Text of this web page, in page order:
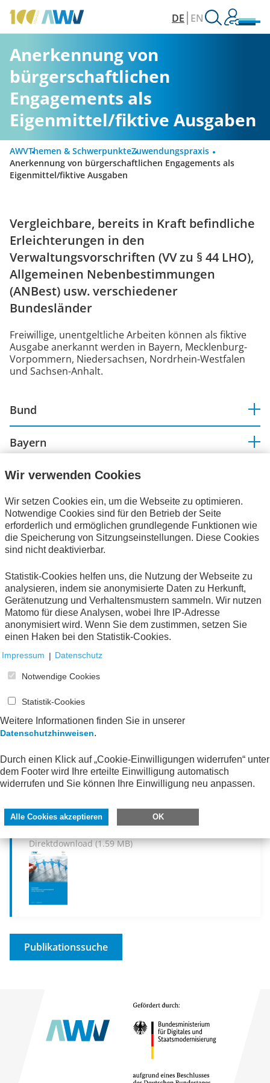
DE EN
Anerkennung von
bürgerschaftlichen
Engagements als
Eigenmittel/fiktive Ausgaben
AWVThemen & SchwerpunkteZuwendungspraxis
Anerkennung von bürgerschaftlichen Engagements als
Eigenmittel/fiktive Ausgaben
Vergleichbare, bereits in Kraft befindliche
Erleichterungen in den
Verwaltungsvorschriften (VV zu § 44 LHO),
Allgemeinen Nebenbestimmungen
(ANBest) usw. verschiedener
Bundesländer
Freiwillige, unentgeltliche Arbeiten können als fiktive
Ausgabe anerkannt werden in Bayern, Mecklenburg-
Vorpommern, Niedersachsen, Nordrhein-Westfalen
und Sachsen-Anhalt.
Bund
Bayern
Mecklenburg-Vorpommern
Nordrhein-Westfalen
Sachsen-Anhalt
Hinweis:Die AWV-Projektgruppe 1.6.4.
"Zuwendungspraxis" hat die auf dieser Website
wiedergegebenen Informationen nach bestem Wissen
zusammengestellt. Die hier kostenfrei bereitgestellten
aktualisiert. Die AWV e.V. übernimmt dennoch keine
Gewähr für die Vollständigkeit, Aktualität und sachliche
Richtigkeit der Informationen.
Veröffentlichung aus dem Jahr 2018
IMPULSPAPIER
Modernisierung der Zuwendungspraxis
Eschborn2018
Direktdownload (1.59 MB)
Publikationssuche
Wir verwenden Cookies
Wir setzen Cookies ein, um die Webseite zu optimieren.
Notwendige Cookies sind für den Betrieb der Seite
erforderlich und ermöglichen grundlegende Funktionen wie
die Speicherung von Sitzungseinstellungen. Diese Cookies
sind nicht deaktivierbar.
Statistik-Cookies helfen uns, die Nutzung der Webseite zu
analysieren, indem sie anonymisierte Daten zu Herkunft,
Gerätenutzung und Verhaltensmustern sammeln. Wir nutzen
Matomo für diese Analysen, wobei Ihre IP-Adresse
anonymisiert wird. Wenn Sie dem zustimmen, setzen Sie
einen Haken bei den Statistik-Cookies.
Impressum | Datenschutz
Notwendige Cookies
Statistik-Cookies
Weitere Informationen finden Sie in unserer
Datenschutzhinweisen.
Durch einen Klick auf „Cookie-Einwilligungen widerrufen“ unter
dem Footer wird Ihre erteilte Einwilligung automatisch
widerrufen und Sie können Ihre Einwilligung neu anpassen.
Alle Cookies akzeptieren OK